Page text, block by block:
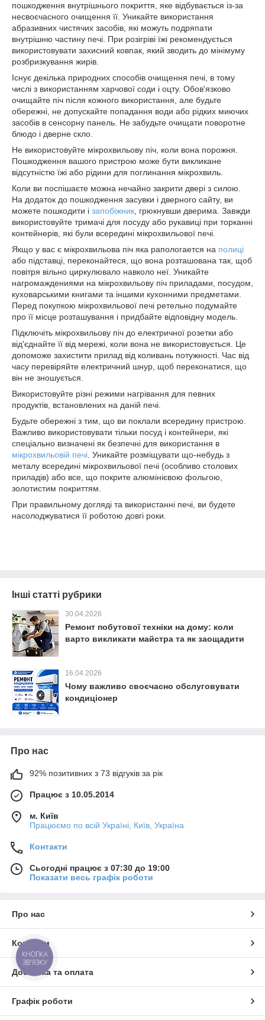
пошкодження внутрішнього покриття, яке відбувається із-за
несвоєчасного очищення її. Уникайте використання
абразивних чистячих засобів, які можуть подряпати
внутрішню частину печі. При розігріві їжі рекомендується
використовувати захисний ковпак, який зводить до мінімуму
розбризкування жирів.
Існує декілька природних способів очищення печі, в тому
числі з використанням харчової соди і оцту. Обов'язково
очищайте піч після кожного використання, але будьте
обережні, не допускайте попадання води або рідких миючих
засобів в сенсорну панель. Не забудьте очищати поворотне
блюдо і дверне скло.
Не використовуйте мікрохвильову піч, коли вона порожня.
Пошкодження вашого пристрою може бути викликане
відсутністю їжі або рідини для поглинання мікрохвиль.
Коли ви поспішаєте можна нечайно закрити двері з силою.
На додаток до пошкодження засувки і дверного сайту, ви
можете пошкодити і запобіжник, грюкнувши дверима. Завжди
використовуйте тримачі для посуду або рукавиці при торканні
контейнерів, які були всередині мікрохвильової печі.
Якщо у вас є мікрохвильова піч яка рапологается на полиці
або підставці, переконайтеся, що вона розташована так, щоб
повітря вільно циркулювало навколо неї. Уникайте
нагромаждениями на мікрохвильову піч приладами, посудом,
куховарськими книгами та іншими кухонними предметами.
Перед покупкою мікрохвильової печі ретельно подумайте
про її місце розташування і придбайте відповідну модель.
Підключіть мікрохвильову піч до електричної розетки або
від'єднайте її від мережі, коли вона не використовується. Це
допоможе захистити прилад від коливань потужності. Час від
часу перевіряйте електричний шнур, щоб переконатися, що
він не зношується.
Використовуйте різні режими нагрівання для певних
продуктів, встановлених на даній печі.
Будьте обережні з тим, що ви поклали всередину пристрою.
Важливо використовувати тільки посуд і контейнери, які
спеціально визначені як безпечні для використання в
мікрохвильовій печі. Уникайте розміщувати що-небудь з
металу всередині мікрохвильової печі (особливо столових
приладів) або все, що покрите алюмінієвою фольгою,
золотистим покриттям.
При правильному догляді та використанні печі, ви будете
насолоджуватися її роботою довгі роки.
Інші статті рубрики
30.04.2026
Ремонт побутової техніки на дому: коли
варто викликати майстра та як заощадити
16.04.2026
Чому важливо своєчасно обслуговувати
кондиціонер
Про нас
92% позитивних з 73 відгуків за рік
Працює з 10.05.2014
м. Київ
Працюємо по всій Україні, Київ, Україна
Контакти
Сьогодні працює з 07:30 до 19:00
Показати весь графік роботи
Про нас
Контакти
Доставка та оплата
Графік роботи
КНОПКА
ЗВ'ЯЗКУ